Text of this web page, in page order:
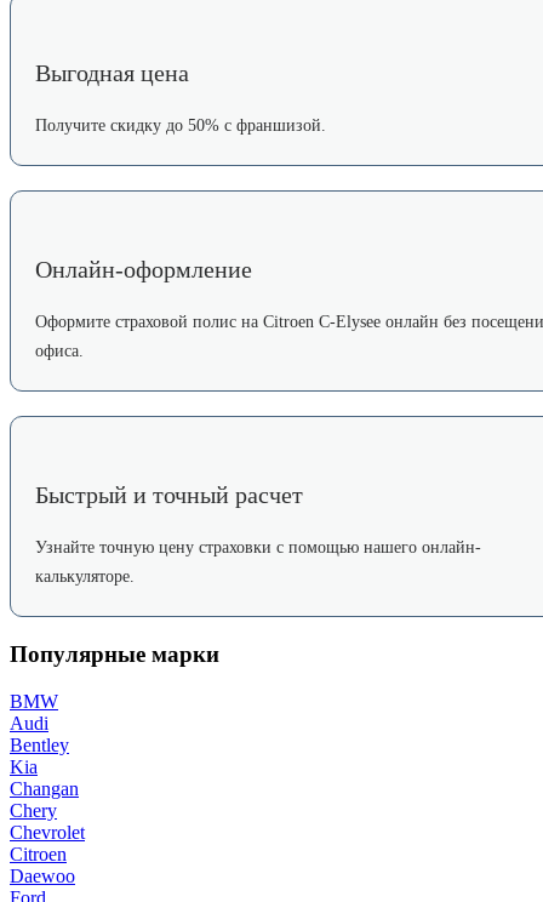
Выгодная цена
Получите скидку до 50% с франшизой.
Онлайн-оформление
Оформите страховой полис на Citroen C-Elysee онлайн без
офиса.
Быстрый и точный расчет
Узнайте точную цену страховки с помощью нашего онлайн-
калькуляторе.
Популярные марки
BMW
Audi
Bentley
Kia
Changan
Chery
Chevrolet
Citroen
Daewoo
Ford